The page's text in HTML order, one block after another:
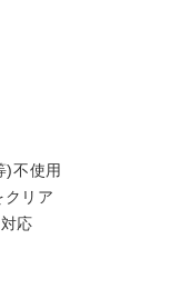
)不使用
リア
応